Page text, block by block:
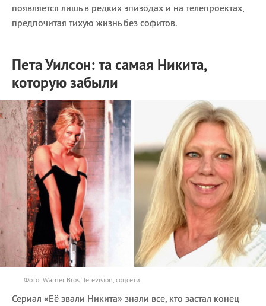
появляется лишь в редких эпизодах и на телепроектах,
предпочитая тихую жизнь без софитов.
Пета Уилсон: та самая Никита,
которую забыли
Фото: Warner Bros. Television, соцсети
Сериал «Её звали Никита» знали все, кто застал конец